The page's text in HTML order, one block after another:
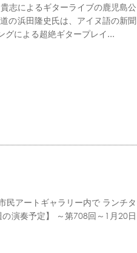
志によるギターライブの鹿児島公
の浜田隆史氏は、アイヌ語の新聞
グによる超絶ギタープレイ...
民アートギャラリー内で ランチタ
演奏予定】 ～第708回～1月20日